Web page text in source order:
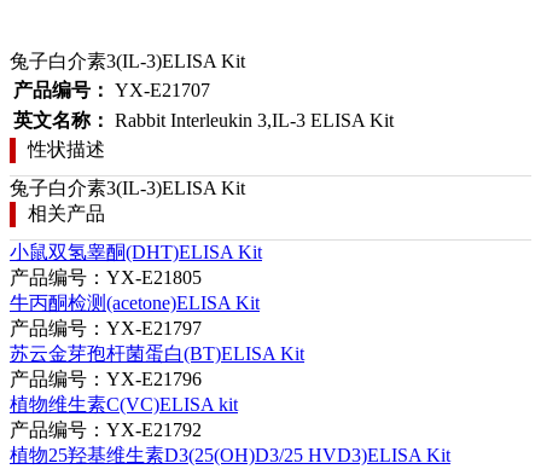
兔子白介素3(IL-3)ELISA Kit
产品编号： YX-E21707
英文名称： Rabbit Interleukin 3,IL-3 ELISA Kit
性状描述
兔子白介素3(IL-3)ELISA Kit
相关产品
小鼠双氢睾酮(DHT)ELISA Kit
产品编号：YX-E21805
牛丙酮检测(acetone)ELISA Kit
产品编号：YX-E21797
苏云金芽孢杆菌蛋白(BT)ELISA Kit
产品编号：YX-E21796
植物维生素C(VC)ELISA kit
产品编号：YX-E21792
植物25羟基维生素D3(25(OH)D3/25 HVD3)ELISA Kit